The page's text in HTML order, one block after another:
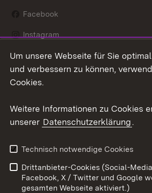
Facebook
Instagram
LinkedIn
Datenschutz
Impressum
Cookies
Um unsere Webseite für Sie
und verbessern zu können,
Cookies.
Weitere Informationen zu Cookies
unserer Datenschutzerklärung.
Technisch notwendige Cookies
Drittanbieter-Cookies (Social-
Facebook, X / Twitter und Google
gesamten Webseite aktiviert.)